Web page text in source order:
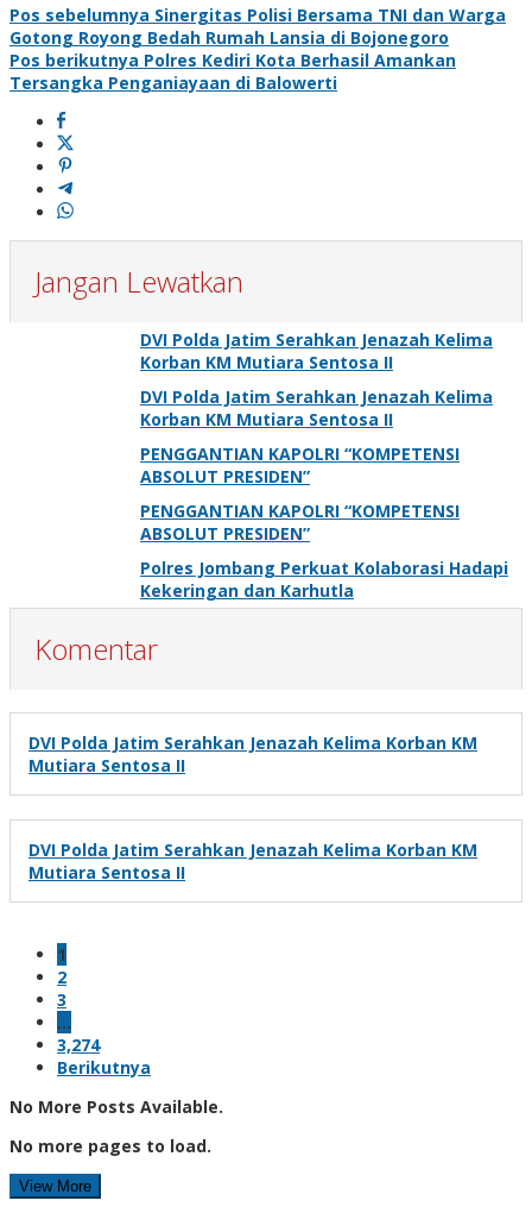
Pos sebelumnya Sinergitas Polisi Bersama TNI dan Warga
Gotong Royong Bedah Rumah Lansia di Bojonegoro
Pos berikutnya Polres Kediri Kota Berhasil Amankan
Tersangka Penganiayaan di Balowerti
Jangan Lewatkan
DVI Polda Jatim Serahkan Jenazah Kelima
Korban KM Mutiara Sentosa II
DVI Polda Jatim Serahkan Jenazah Kelima
Korban KM Mutiara Sentosa II
PENGGANTIAN KAPOLRI “KOMPETENSI
ABSOLUT PRESIDEN”
PENGGANTIAN KAPOLRI “KOMPETENSI
ABSOLUT PRESIDEN”
Polres Jombang Perkuat Kolaborasi Hadapi
Kekeringan dan Karhutla
Komentar
DVI Polda Jatim Serahkan Jenazah Kelima Korban KM
Mutiara Sentosa II
DVI Polda Jatim Serahkan Jenazah Kelima Korban KM
Mutiara Sentosa II
1
2
3
…
3,274
Berikutnya
No More Posts Available.
No more pages to load.
View More